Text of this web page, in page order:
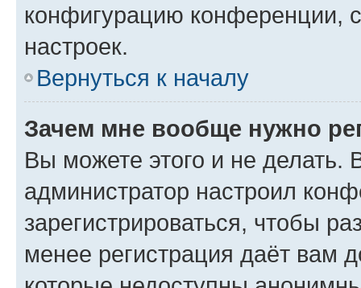
конфигурацию конференции,
настроек.
Вернуться к началу
Зачем мне вообще нужно
Вы можете этого и не делать.
администратор настроил
зарегистрироваться, чтобы
менее регистрация даёт вам